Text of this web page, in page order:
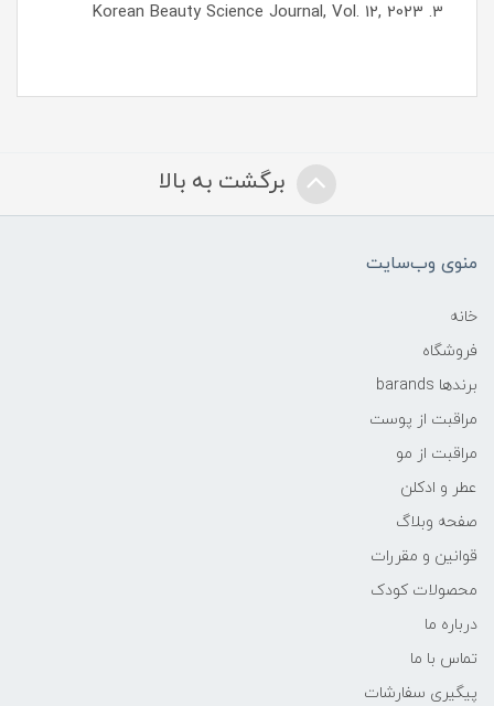
3. Korean Beauty Science Journal, Vol. 12, 2023
برگشت به بالا
منوی وب‌سایت
خانه
فروشگاه
برندها barands
مراقبت از پوست
مراقبت از مو
عطر و ادکلن
صفحه وبلاگ
قوانین و مقررات
محصولات کودک
درباره ما
تماس با ما
پیگیری سفارشات